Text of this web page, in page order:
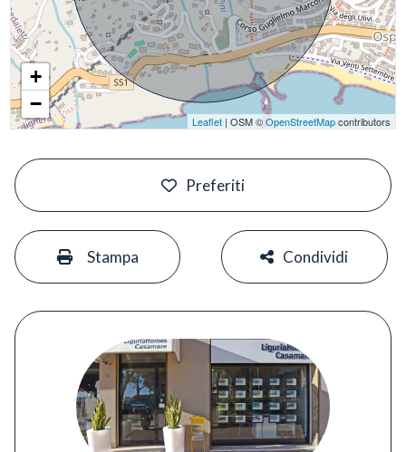
+
−
Leaflet| OSM ©OpenStreetMapcontributors
Preferiti
Stampa Condividi